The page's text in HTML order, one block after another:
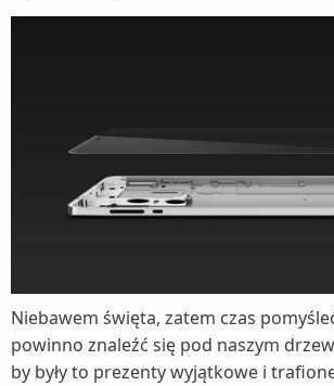
Niebawem święta, zatem czas
powinno znaleźć się pod naszym
by były to prezenty wyjątkowe i